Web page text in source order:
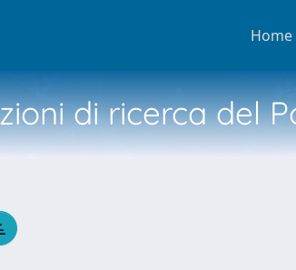
Home
di ricerca del